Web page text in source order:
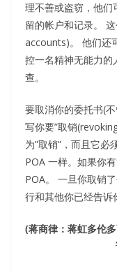
理不善或盗窃，他们
留的帐户和记录。
accounts)。 他们还
控一名精神无能力的
查。
要取消你的委托书(
写你要”取销
为”取销”，而且它
POA 一样。如果你
POA。 一旦你取销
行和其他你已经告诉
(蒋商律：蒋虹多伦